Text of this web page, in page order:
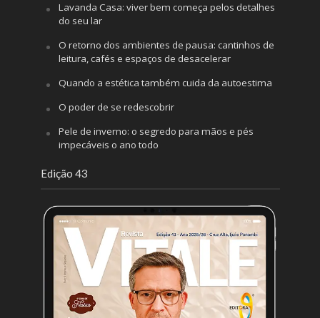
Lavanda Casa: viver bem começa pelos detalhes
do seu lar
O retorno dos ambientes de pausa: cantinhos de
leitura, cafés e espaços de desacelerar
Quando a estética também cuida da autoestima
O poder de se redescobrir
Pele de inverno: o segredo para mãos e pés
impecáveis o ano todo
Edição 43